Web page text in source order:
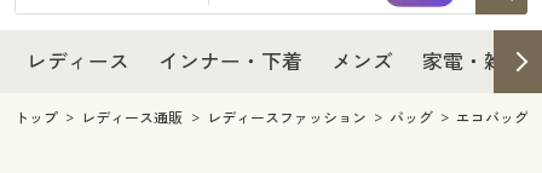
レディースファッション
インナー・下着
インナー・下着通販すべて
メンズ
レディース インナー・下着 メンズ 家電・雑貨
レディースファッション
インナー・下着通販すべて
メンズ
トップ レディース通販 レディースファッション バッグ エコバッグ